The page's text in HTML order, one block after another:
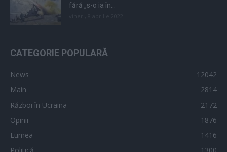
fără „s-o ia în...
CATEGORIE POPULARĂ
News
12042
Main
2814
Război în Ucraina
2172
Opinii
1876
Lumea
1416